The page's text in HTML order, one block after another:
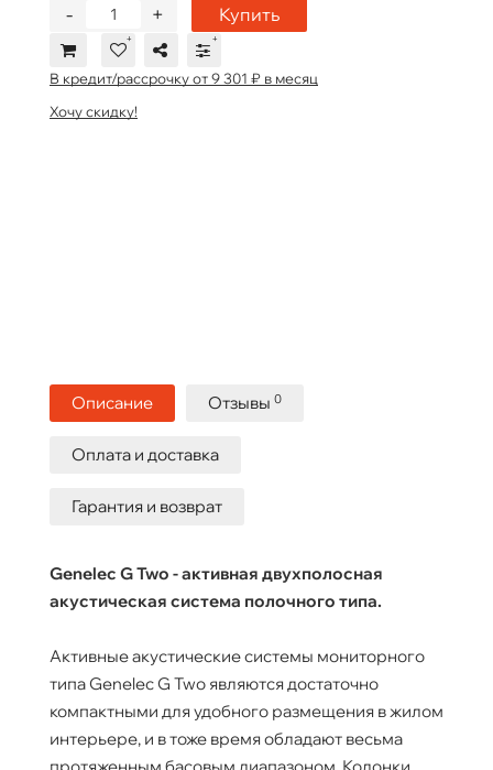
+
- Купить
В кредит/рассрочку от 9 301 ₽ в месяц
Хочу скидку!
Описание Отзывы 0
Оплата и доставка
Гарантия и возврат
Genelec G Two - активная двухполосная
акустическая система полочного типа.
Активные акустические системы мониторного
типа Genelec G Two являются достаточно
компактными для удобного размещения в жилом
интерьере, и в тоже время обладают весьма